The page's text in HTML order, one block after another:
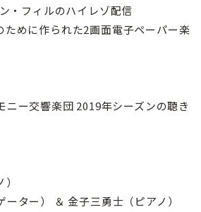
フィルのハイレゾ配信
めに作られた2画面電子ペーパー楽
ー交響楽団 2019年シーズンの聴き
ター） ＆ 金子三勇士（ピアノ）